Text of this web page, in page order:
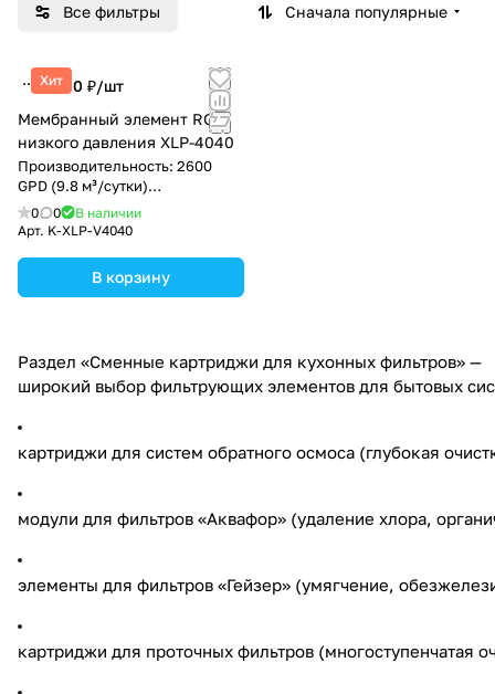
Все фильтры Сначала популярные
Хит
2 990 ₽/шт
Мембранный элемент RO
низкого давления XLP-4040
Производительность: 2600
GPD (9.8 м³/сутки)
Обеспечивает высокое
качество воды.
0 0
В наличии
Арт. K-XLP-V4040
В корзину
Раздел «Сменные картриджи для кухонных фильтров» —
широкий выбор фильтрующих элементов для бытовых
картриджи для систем обратного осмоса (глубокая
модули для фильтров «Аквафор» (удаление хлора,
элементы для фильтров «Гейзер» (умягчение,
картриджи для проточных фильтров (многоступенчатая